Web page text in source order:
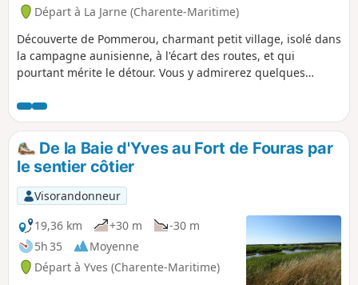
Départ à La Jarne (Charente-Maritime)
Découverte de Pommerou, charmant petit village, isolé dans
la campagne aunisienne, à l'écart des routes, et qui
pourtant mérite le détour. Vous y admirerez quelques
De la Baie d'Yves au Fort de Fouras par
le sentier côtier
Visorandonneur
19,36 km
+30 m
-30 m
5h 35
Moyenne
Départ à Yves (Charente-Maritime)